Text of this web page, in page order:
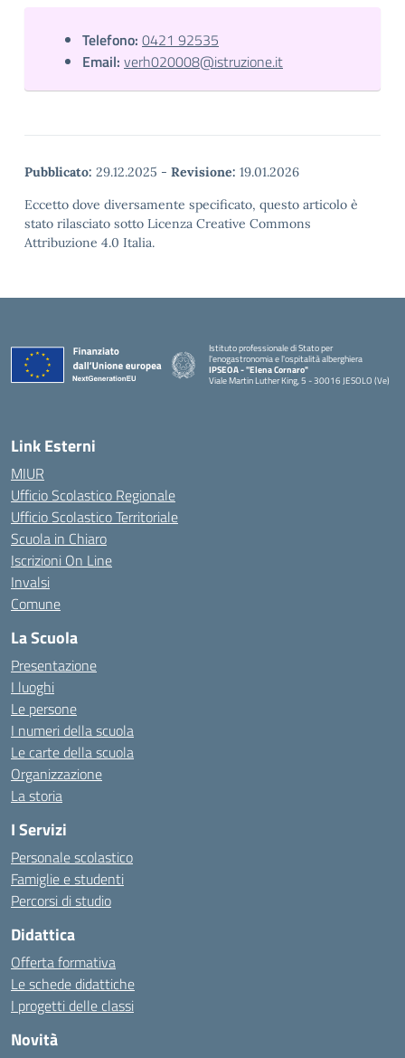
Telefono: 0421 92535
Email: verh020008@istruzione.it
Pubblicato: 29.12.2025 - Revisione: 19.01.2026
Eccetto dove diversamente specificato, questo articolo è
stato rilasciato sotto Licenza Creative Commons
Attribuzione 4.0 Italia.
Istituto professionale di Stato per
l'enogastronomia e l'ospitalità alberghiera
IPSEOA - ''Elena Cornaro"
Viale Martin Luther King, 5 - 30016 JESOLO (Ve)
— Visita la pagina iniziale della scuola
Link Esterni
MIUR
Ufficio Scolastico Regionale
Ufficio Scolastico Territoriale
Scuola in Chiaro
Iscrizioni On Line
Invalsi
Comune
La Scuola
Presentazione
I luoghi
Le persone
I numeri della scuola
Le carte della scuola
Organizzazione
La storia
I Servizi
Personale scolastico
Famiglie e studenti
Percorsi di studio
Didattica
Offerta formativa
Le schede didattiche
I progetti delle classi
Novità